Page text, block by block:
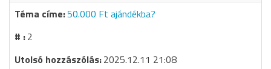
50.000 Ft ajándékba?
2
2025.12.11 21:08